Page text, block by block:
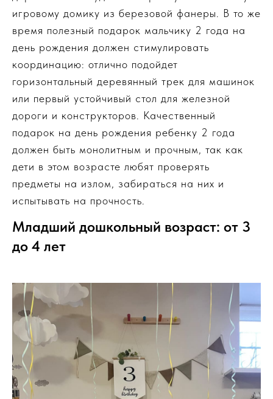
игровому домику из березовой фанеры. В то же
время полезный подарок мальчику 2 года на
день рождения должен стимулировать
координацию: отлично подойдет
горизонтальный деревянный трек для машинок
или первый устойчивый стол для железной
дороги и конструкторов. Качественный
подарок на день рождения ребенку 2 года
должен быть монолитным и прочным, так как
дети в этом возрасте любят проверять
предметы на излом, забираться на них и
испытывать на прочность.
Младший дошкольный возраст: от 3
до 4 лет